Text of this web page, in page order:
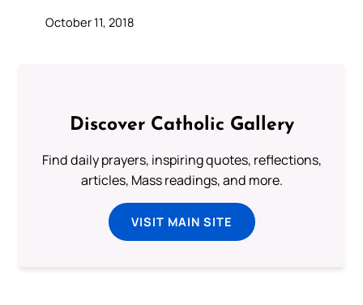
October 11, 2018
Discover Catholic Gallery
Find daily prayers, inspiring quotes, reflections,
articles, Mass readings, and more.
VISIT MAIN SITE